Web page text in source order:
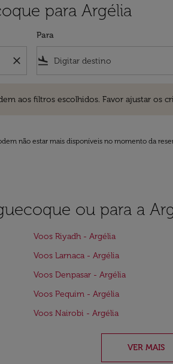
para Argélia
close
Para
flight_land
aos filtros escolhidos. Favor ajustar os
não estar mais disponíveis no momento da
ou para a
Voos Riyadh - Argélia
Voos Larnaca - Argélia
Voos Denpasar - Argélia
Voos Pequim - Argélia
Voos Nairobi - Argélia
VER MAIS